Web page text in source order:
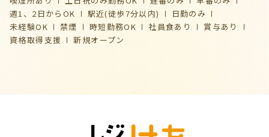
週1、2日からOK
駅近(徒歩7分以内)
日勤のみ
未経験OK
禁煙 時短勤務OK 社員食あり
賞与あり
資格取得支援
新規オープン